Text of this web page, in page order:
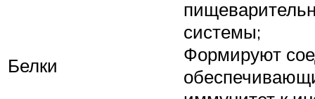
Белки
системы;
Формируют